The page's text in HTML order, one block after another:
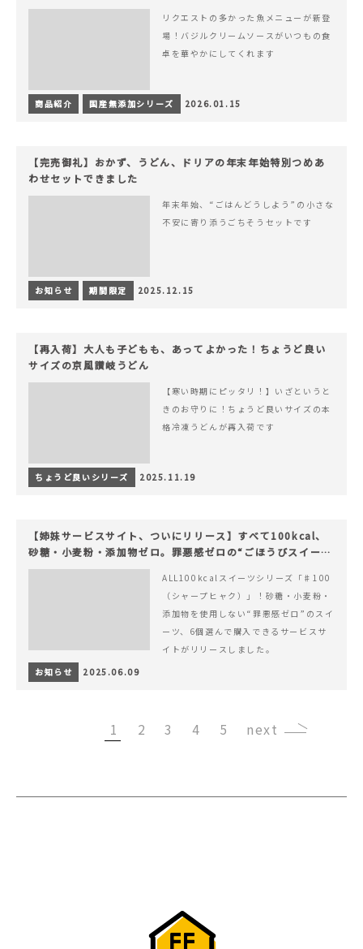
リクエストの多かった魚メニューが新登
場！バジルクリームソースがいつもの食
卓を華やかにしてくれます
商品紹介 国産無添加シリーズ 2026.01.15
【完売御礼】おかず、うどん、ドリアの年末年始特別つめあ
わせセットできました
年末年始、“ごはんどうしよう”の小さな
不安に寄り添うごちそうセットです
お知らせ 期間限定 2025.12.15
【再入荷】大人も子どもも、あってよかった！ちょうど良い
サイズの京風讃岐うどん
【寒い時期にピッタリ！】いざというと
きのお守りに！ちょうど良いサイズの本
格冷凍うどんが再入荷です
ちょうど良いシリーズ 2025.11.19
【姉妹サービスサイト、ついにリリース】すべて100kcal、
砂糖・小麦粉・添加物ゼロ。罪悪感ゼロの“ごほうびスイー
ツ”『#100（シャープ100）』
ALL100kcalスイーツシリーズ「♯100
（シャープヒャク）」！砂糖・小麦粉・
添加物を使用しない“罪悪感ゼロ”のスイ
ーツ、6個選んで購入できるサービスサ
イトがリリースしました。
お知らせ
2025.06.09
1 2 3 4 5 ›